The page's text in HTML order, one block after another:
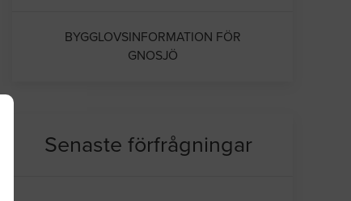
BYGGLOVSINFORMATION FÖR
GNOSJÖ
Senaste förfrågningar